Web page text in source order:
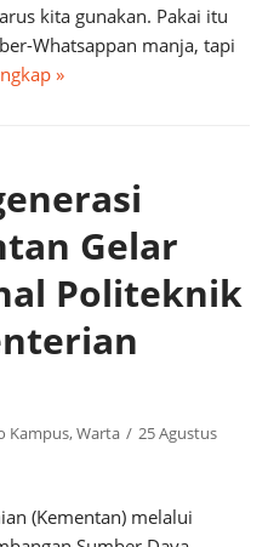
kita gunakan. Pakai itu
Whatsappan manja, tapi
»
Gelar
Politeknik
Kampus,Warta
25 Agustus
(Kementan) melalui